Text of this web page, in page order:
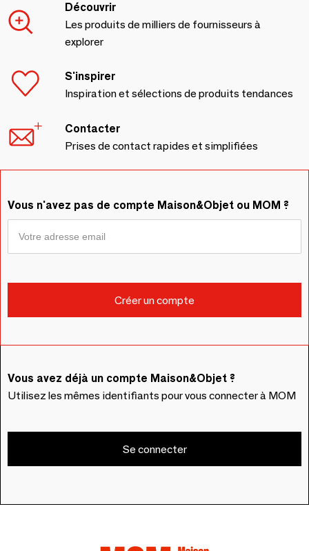
Découvrir
Les produits de milliers de fournisseurs à
explorer
S'inspirer
Inspiration et sélections de produits tendances
Contacter
Prises de contact rapides et simplifiées
Vous n'avez pas de compte Maison&Objet ou MOM ?
Vous avez déjà un compte Maison&Objet ?
Utilisez les mêmes identifiants pour vous connecter à MOM
Se connecter